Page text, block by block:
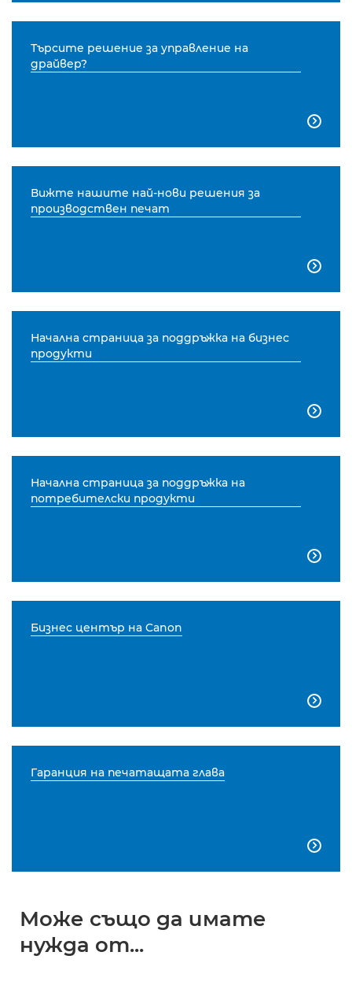
Търсите решение за управление на
драйвер?

Вижте нашите най-нови решения за
производствен печат

Начална страница за поддръжка на бизнес
продукти

Начална страница за поддръжка на
потребителски продукти

Бизнес център на Canon

Гаранция на печатащата глава

Може също да имате
нужда от...